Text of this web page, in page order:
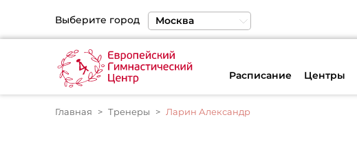
Выберите город
Москва
Санкт-Петербург
Екатеринбург
Расписание Центры
Главная Тренеры Ларин Александр